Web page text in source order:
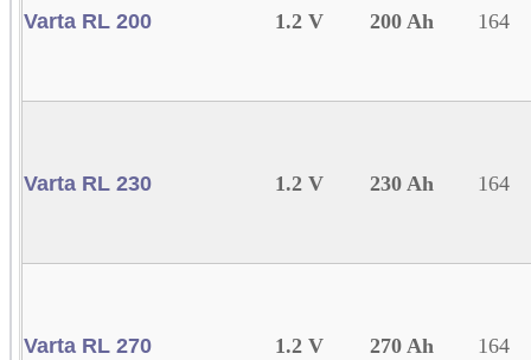
Varta RL 200 1.2 V 200 Ah 164
Varta RL 230 1.2 V 230 Ah 164
Varta RL 270 1.2 V 270 Ah 164